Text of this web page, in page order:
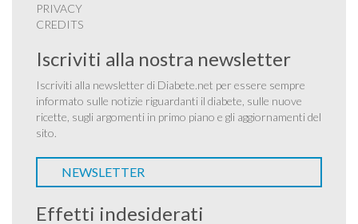
PRIVACY
CREDITS
Iscriviti alla nostra newsletter
Iscriviti alla newsletter di Diabete.net per essere sempre
informato sulle notizie riguardanti il diabete, sulle nuove
ricette, sugli argomenti in primo piano e gli aggiornamenti del
sito.
NEWSLETTER
Effetti indesiderati